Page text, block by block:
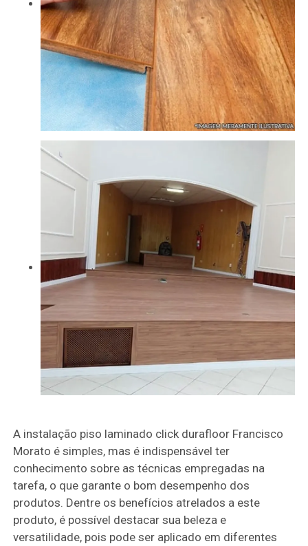
A instalação piso laminado click durafloor Francisco
Morato é simples, mas é indispensável ter
conhecimento sobre as técnicas empregadas na
tarefa, o que garante o bom desempenho dos
produtos. Dentre os benefícios atrelados a este
produto, é possível destacar sua beleza e
versatilidade, pois pode ser aplicado em diferentes